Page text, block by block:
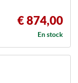
€ 874,00
En stock